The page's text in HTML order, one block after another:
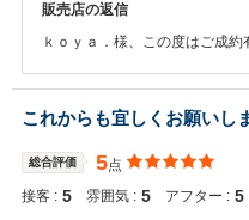
販売店の返信
ｋｏｙａ．様、この度はご成
します。
これからも宜しくお願いし
総合評価 5点
接客 : 5 雰囲気 : 5 アフター : 5